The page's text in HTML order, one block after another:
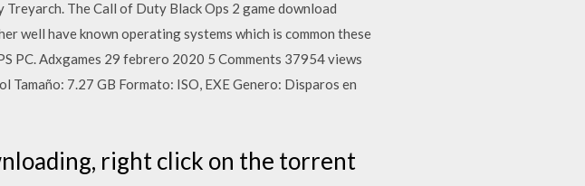
The Call of Duty Black Ops 2 game download
well have known operating systems which is common these
PC. Adxgames 29 febrero 2020 5 Comments 37954 views
Tamaño: 7.27 GB Formato: ISO, EXE Genero: Disparos en
right click on the torrent